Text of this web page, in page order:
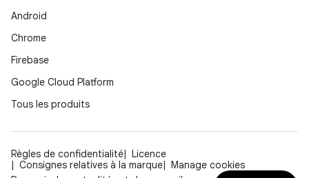
Android
Chrome
Firebase
Google Cloud Platform
Tous les produits
Règles de confidentialité
Licence
Consignes relatives à la marque
Manage cookies